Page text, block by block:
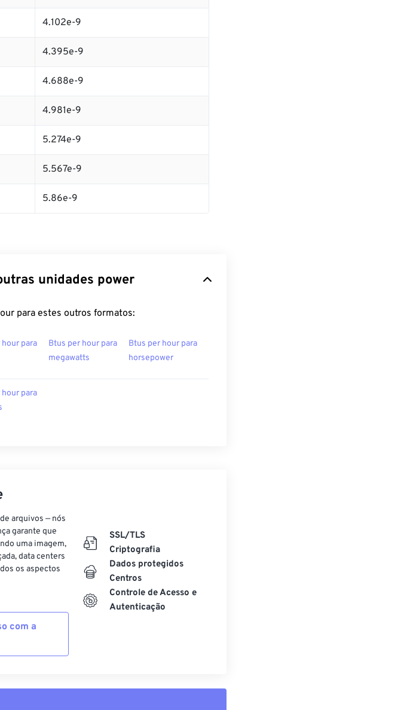
4.102e-9
4.395e-9
4.688e-9
4.981e-9
5.274e-9
5.567e-9
5.86e-9
unidades power
para estes outros formatos:
para
Btus per hour para
megawatts
Btus per hour para
horsepower
para
arquivos — nós
garante que
uma imagem,
data centers
os aspectos
com a
SSL/TLS
Criptografia
Dados protegidos
Centros
Controle de Acesso e
Autenticação